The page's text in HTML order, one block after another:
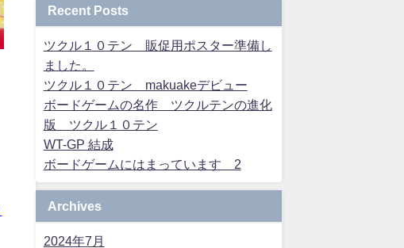
Recent Posts
ツクル１０テン 販促用ポスター準備し
ました。
ツクル１０テン makuakeデビュー
ボードゲームの名作 ツクルテンの進化
版 ツクル１０テン
WT-GP 結成
ボードゲームにはまっています 2
Archives
2024年7月